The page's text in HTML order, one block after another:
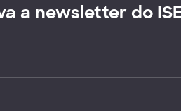
a newsletter do